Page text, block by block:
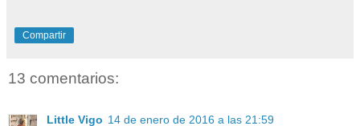
Compartir
13 comentarios:
Little Vigo 14 de enero de 2016 a las 21:59